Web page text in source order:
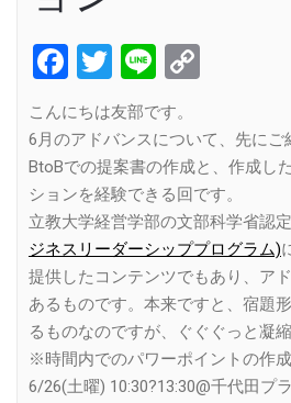
Facebook
Twitter
Line
こんにちは友部です。
6月のアドバンスについて、先にご
BtoBでの提案書の作成と、作成し
ションを経験できる回です。
立教大学経営学部の文部科学省認
ジネスリーダーシッププログラム)
提供したコンテンツでもあり、ア
あるものです。本来ですと、宿題
るものなのですが、ぐぐぐっと凝
※時間内でのパワーポイントの作成
6/26(土曜) 10:30?13:30@千代田プ